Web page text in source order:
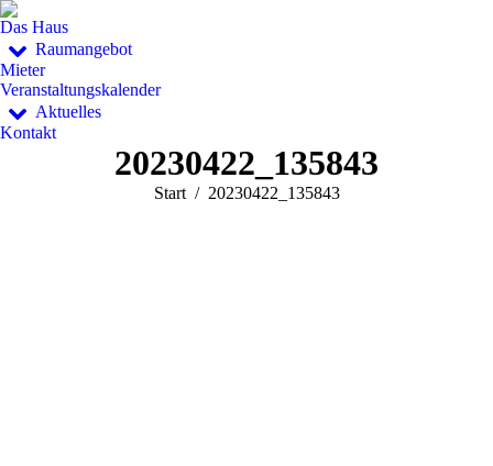
Das Haus
Raumangebot
Mieter
Veranstaltungskalender
Aktuelles
Kontakt
20230422_135843
Sie befinden sich hier:
Start 20230422_135843